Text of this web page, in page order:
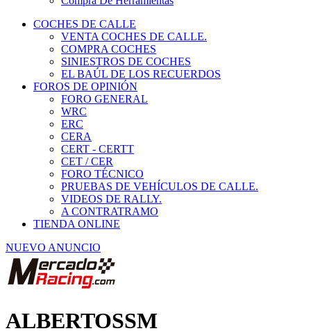
COCHES DE CALLE
VENTA COCHES DE CALLE.
COMPRA COCHES
SINIESTROS DE COCHES
EL BAÚL DE LOS RECUERDOS
FOROS DE OPINIÓN
FORO GENERAL
WRC
ERC
CERA
CERT - CERTT
CET / CER
FORO TÉCNICO
PRUEBAS DE VEHÍCULOS DE CALLE.
VIDEOS DE RALLY.
A CONTRATRAMO
TIENDA ONLINE
NUEVO ANUNCIO